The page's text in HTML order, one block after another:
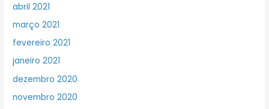
abril 2021
março 2021
fevereiro 2021
janeiro 2021
dezembro 2020
novembro 2020